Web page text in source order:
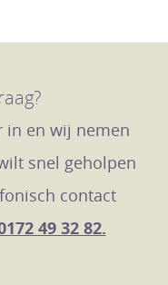
in en wij nemen
snel geholpen
contact
49 32 82.